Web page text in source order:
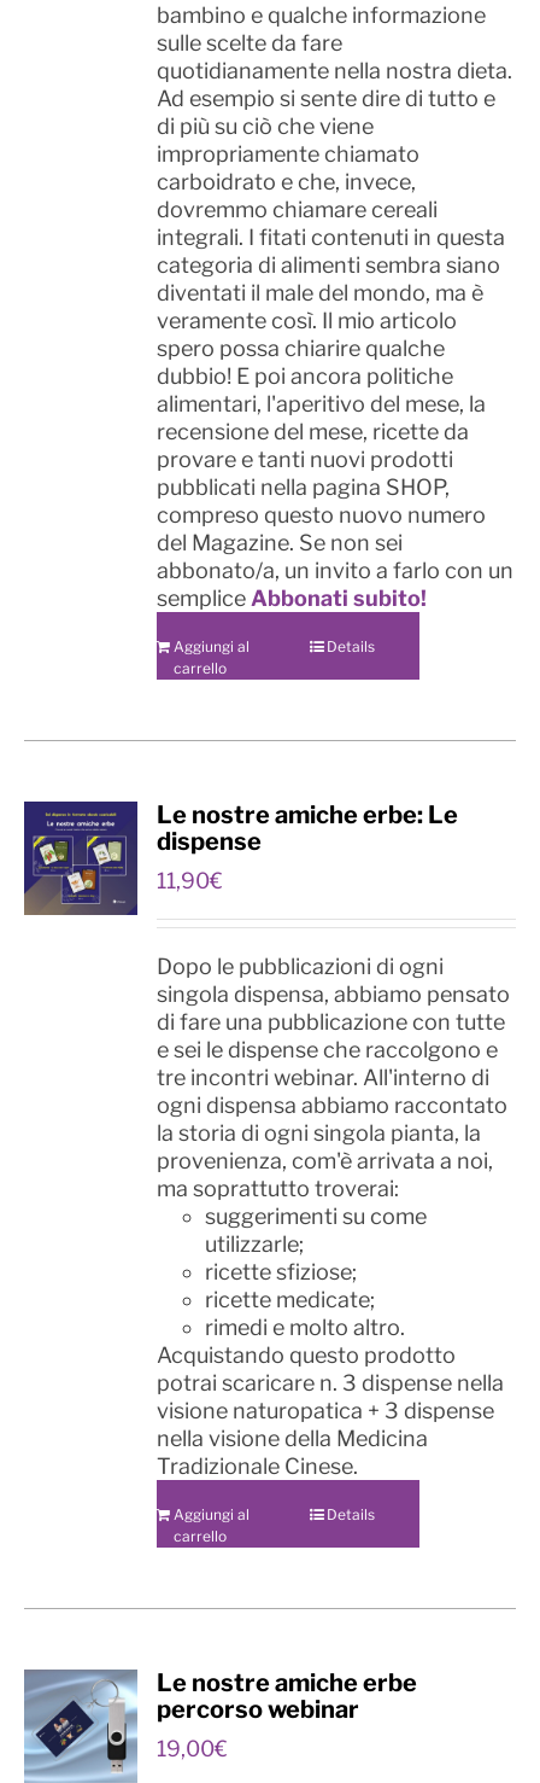
bambino e qualche informazione
sulle scelte da fare
quotidianamente nella nostra dieta.
Ad esempio si sente dire di tutto e
di più su ciò che viene
impropriamente chiamato
carboidrato e che, invece,
dovremmo chiamare cereali
integrali. I fitati contenuti in questa
categoria di alimenti sembra siano
diventati il male del mondo, ma è
veramente così. Il mio articolo
spero possa chiarire qualche
dubbio! E poi ancora politiche
alimentari, l'aperitivo del mese, la
recensione del mese, ricette da
provare e tanti nuovi prodotti
pubblicati nella pagina SHOP,
compreso questo nuovo numero
del Magazine. Se non sei
abbonato/a, un invito a farlo con un
semplice Abbonati subito!
Aggiungi al
carrello
Details
Le nostre amiche erbe: Le
dispense
11,90€
Dopo le pubblicazioni di ogni
singola dispensa, abbiamo pensato
di fare una pubblicazione con tutte
e sei le dispense che raccolgono e
tre incontri webinar. All'interno di
ogni dispensa abbiamo raccontato
la storia di ogni singola pianta, la
provenienza, com'è arrivata a noi,
ma soprattutto troverai:
suggerimenti su come
utilizzarle;
ricette sfiziose;
ricette medicate;
rimedi e molto altro.
Acquistando questo prodotto
potrai scaricare n. 3 dispense nella
visione naturopatica + 3 dispense
nella visione della Medicina
Tradizionale Cinese.
Aggiungi al
carrello
Details
Le nostre amiche erbe
percorso webinar
19,00€